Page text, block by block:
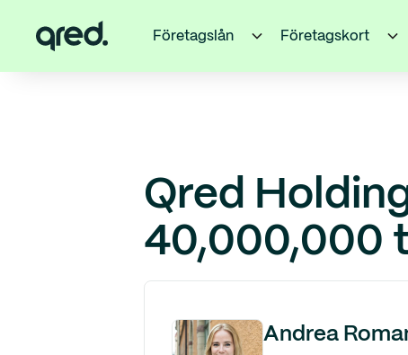
Företagslån Företagskort
Qred
40,000,000
Andrea